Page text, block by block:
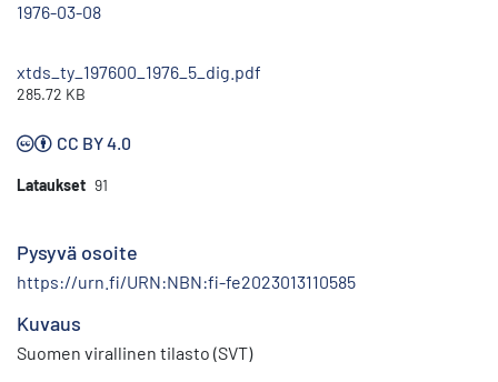
1976-03-08
xtds_ty_197600_1976_5_dig.pdf
285.72 KB
CC BY 4.0
Lataukset 91
Pysyvä osoite
https://urn.fi/URN:NBN:fi-fe2023013110585
Kuvaus
Suomen virallinen tilasto (SVT)